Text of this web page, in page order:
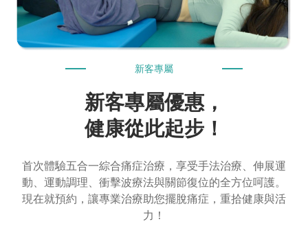
新客專屬
新客專屬優惠，
健康從此起步！
首次體驗五合一綜合痛症治療，享受手法治療、伸展運
動、運動調理、衝擊波療法與關節復位的全方位呵護。
現在就預約，讓專業治療助您擺脫痛症，重拾健康與活
力！